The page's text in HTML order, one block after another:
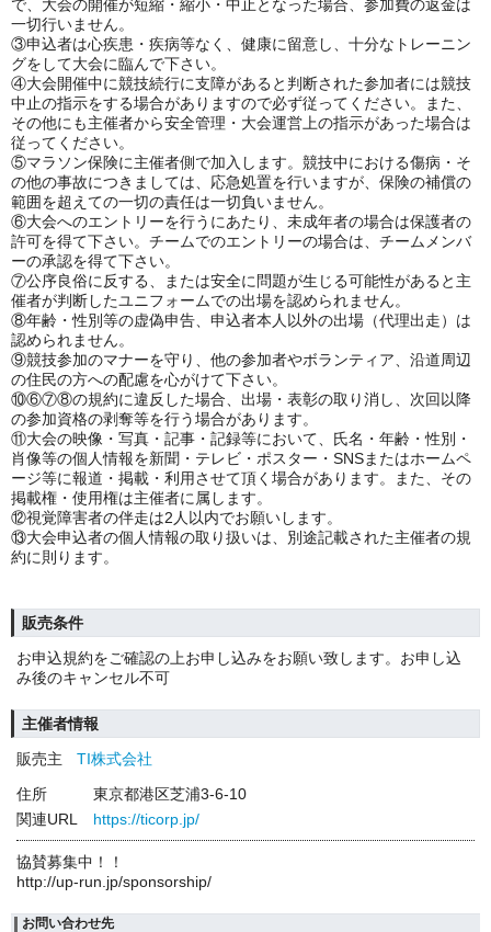
で、大会の開催が短縮・縮小・中止となった場合、参加費の返金は
一切行いません。
③申込者は心疾患・疾病等なく、健康に留意し、十分なトレーニン
グをして大会に臨んで下さい。
④大会開催中に競技続行に支障があると判断された参加者には競技
中止の指示をする場合がありますので必ず従ってください。また、
その他にも主催者から安全管理・大会運営上の指示があった場合は
従ってください。
⑤マラソン保険に主催者側で加入します。競技中における傷病・そ
の他の事故につきましては、応急処置を行いますが、保険の補償の
範囲を超えての一切の責任は一切負いません。
⑥大会へのエントリーを行うにあたり、未成年者の場合は保護者の
許可を得て下さい。チームでのエントリーの場合は、チームメンバ
ーの承認を得て下さい。
⑦公序良俗に反する、または安全に問題が生じる可能性があると主
催者が判断したユニフォームでの出場を認められません。
⑧年齢・性別等の虚偽申告、申込者本人以外の出場（代理出走）は
認められません。
⑨競技参加のマナーを守り、他の参加者やボランティア、沿道周辺
の住民の方への配慮を心がけて下さい。
⑩⑥⑦⑧の規約に違反した場合、出場・表彰の取り消し、次回以降
の参加資格の剥奪等を行う場合があります。
⑪大会の映像・写真・記事・記録等において、氏名・年齢・性別・
肖像等の個人情報を新聞・テレビ・ポスター・SNSまたはホームペ
ージ等に報道・掲載・利用させて頂く場合があります。また、その
掲載権・使用権は主催者に属します。
⑫視覚障害者の伴走は2人以内でお願いします。
⑬大会申込者の個人情報の取り扱いは、別途記載された主催者の規
約に則ります。
販売条件
お申込規約をご確認の上お申し込みをお願い致します。お申し込
み後のキャンセル不可
主催者情報
販売主
TI株式会社
住所
東京都港区芝浦3-6-10
関連URL
https://ticorp.jp/
協賛募集中！！
http://up-run.jp/sponsorship/
お問い合わせ先